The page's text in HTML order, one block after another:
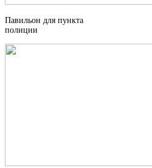
Павильон для пункта
полиции